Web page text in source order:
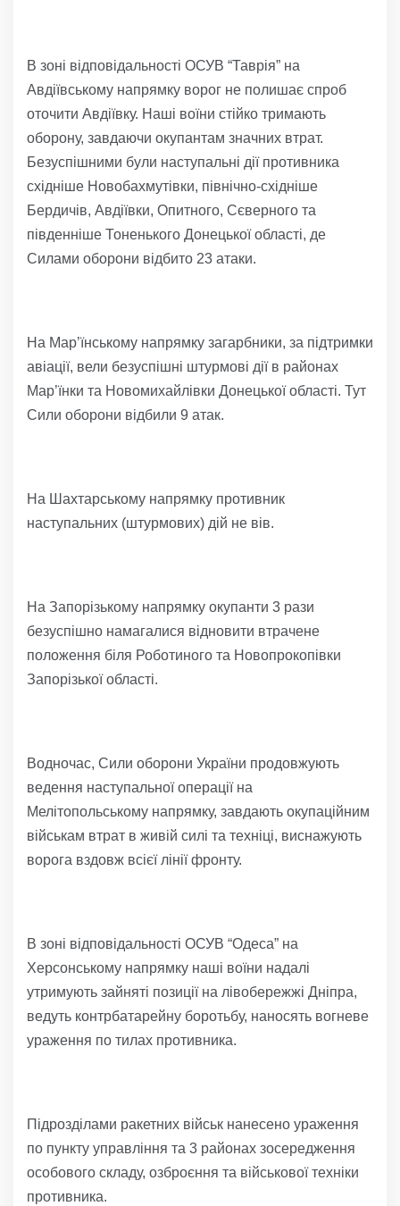
В зоні відповідальності ОСУВ “Таврія” на
Авдіївському напрямку ворог не полишає спроб
оточити Авдіївку. Наші воїни стійко тримають
оборону, завдаючи окупантам значних втрат.
Безуспішними були наступальні дії противника
східніше Новобахмутівки, північно-східніше
Бердичів, Авдіївки, Опитного, Сєверного та
південніше Тоненького Донецької області, де
Силами оборони відбито 23 атаки.
На Мар’їнському напрямку загарбники, за підтримки
авіації, вели безуспішні штурмові дії в районах
Мар’їнки та Новомихайлівки Донецької області. Тут
Сили оборони відбили 9 атак.
На Шахтарському напрямку противник
наступальних (штурмових) дій не вів.
На Запорізькому напрямку окупанти 3 рази
безуспішно намагалися відновити втрачене
положення біля Роботиного та Новопрокопівки
Запорізької області.
Водночас, Сили оборони України продовжують
ведення наступальної операції на
Мелітопольському напрямку, завдають окупаційним
військам втрат в живій силі та техніці, виснажують
ворога вздовж всієї лінії фронту.
В зоні відповідальності ОСУВ “Одеса” на
Херсонському напрямку наші воїни надалі
утримують зайняті позиції на лівобережжі Дніпра,
ведуть контрбатарейну боротьбу, наносять вогневе
ураження по тилах противника.
Підрозділами ракетних військ нанесено ураження
по пункту управління та 3 районах зосередження
особового складу, озброєння та військової техніки
противника.